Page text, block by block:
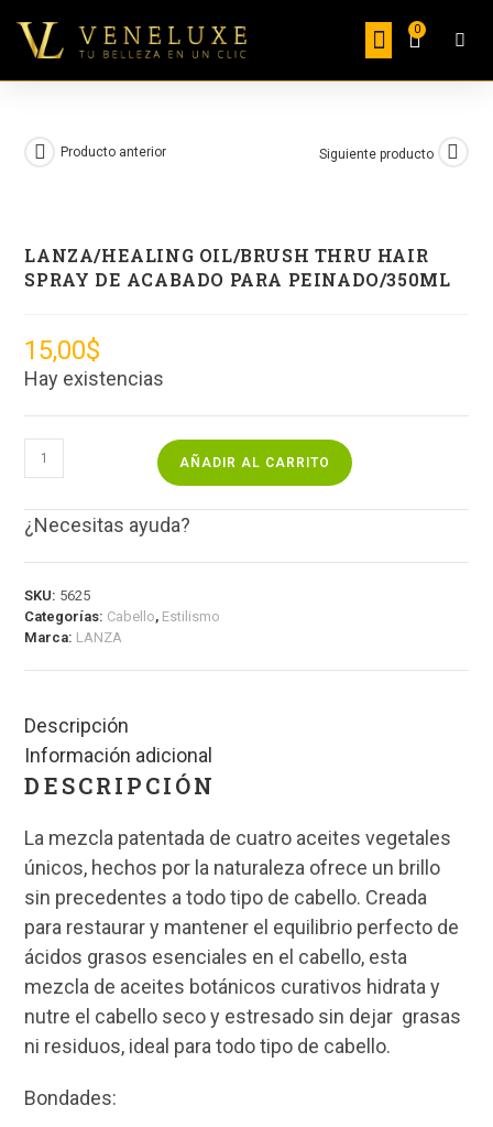
0
Producto anterior Siguiente producto
LANZA/HEALING OIL/BRUSH THRU HAIR
SPRAY DE ACABADO PARA PEINADO/350ML
15,00$
Hay existencias
AÑADIR AL CARRITO
¿Necesitas ayuda?
SKU: 5625
Categorías: Cabello, Estilismo
Marca: LANZA
Descripción
Información adicional
DESCRIPCIÓN
La mezcla patentada de cuatro aceites vegetales
únicos, hechos por la naturaleza ofrece un brillo
sin precedentes a todo tipo de cabello. Creada
para restaurar y mantener el equilibrio perfecto de
ácidos grasos esenciales en el cabello, esta
mezcla de aceites botánicos curativos hidrata y
nutre el cabello seco y estresado sin dejar grasas
ni residuos, ideal para todo tipo de cabello.
Bondades: